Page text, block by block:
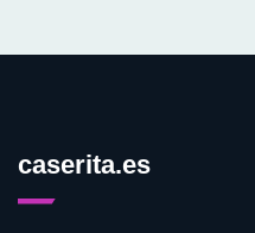
caserita.es